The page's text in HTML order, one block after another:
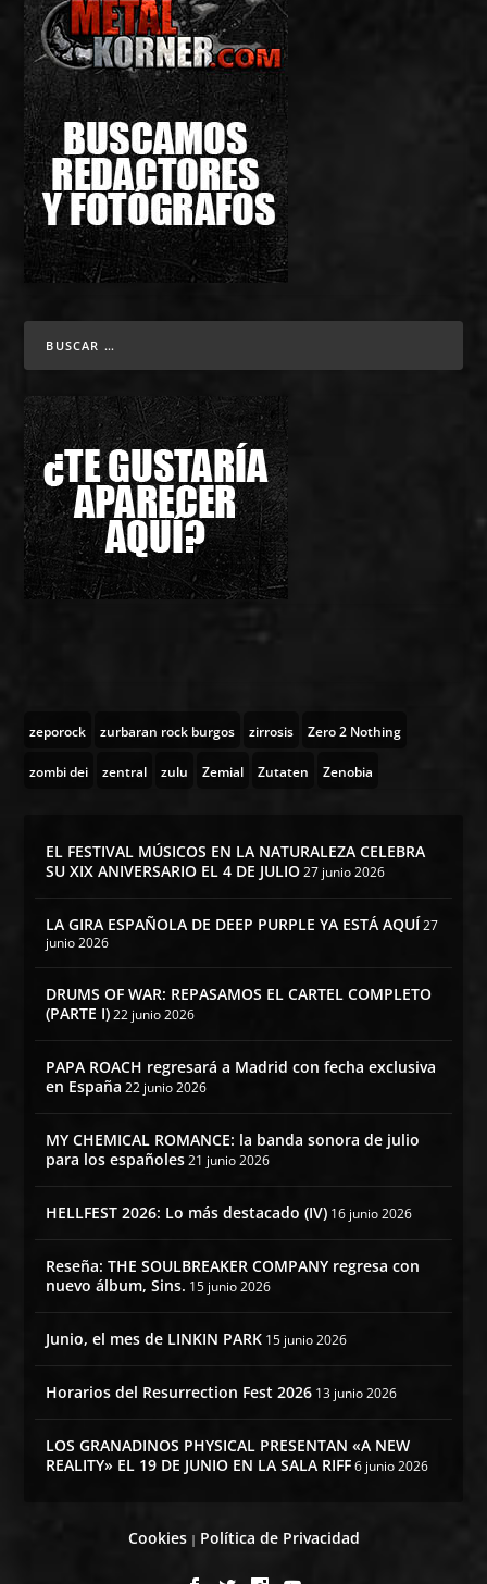
zeporock zurbaran rock burgos zirrosis Zero 2 Nothing
zombi dei zentral zulu Zemial Zutaten Zenobia
EL FESTIVAL MÚSICOS EN LA NATURALEZA CELEBRA
SU XIX ANIVERSARIO EL 4 DE JULIO 27 junio 2026
LA GIRA ESPAÑOLA DE DEEP PURPLE YA ESTÁ AQUÍ27
junio 2026
DRUMS OF WAR: REPASAMOS EL CARTEL COMPLETO
(PARTE I) 22 junio 2026
PAPA ROACH regresará a Madrid con fecha exclusiva
en España 22 junio 2026
MY CHEMICAL ROMANCE: la banda sonora de julio
para los españoles 21 junio 2026
HELLFEST 2026: Lo más destacado (IV) 16 junio 2026
Reseña: THE SOULBREAKER COMPANY regresa con
nuevo álbum, Sins. 15 junio 2026
Junio, el mes de LINKIN PARK 15 junio 2026
Horarios del Resurrection Fest 2026 13 junio 2026
LOS GRANADINOS PHYSICAL PRESENTAN «A NEW
REALITY» EL 19 DE JUNIO EN LA SALA RIFF 6 junio 2026
Cookies| Política de Privacidad